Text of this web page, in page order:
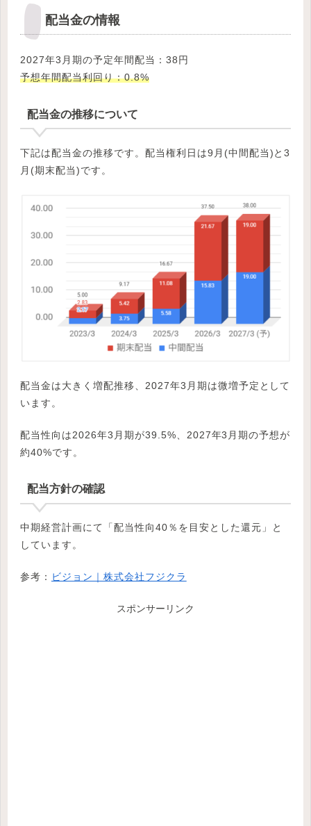
配当金の情報
2027年3月期の予定年間配当：38円
予想年間配当利回り：0.8%
配当金の推移について
下記は配当金の推移です。配当権利日は9月(中間配当)と3
月(期末配当)です。
配当金は大きく増配推移、2027年3月期は微増予定として
います。
配当性向は2026年3月期が39.5%、2027年3月期の予想が
約40%です。
配当方針の確認
中期経営計画にて「配当性向40％を目安とした還元」と
しています。
参考： ビジョン｜株式会社フジクラ
スポンサーリンク